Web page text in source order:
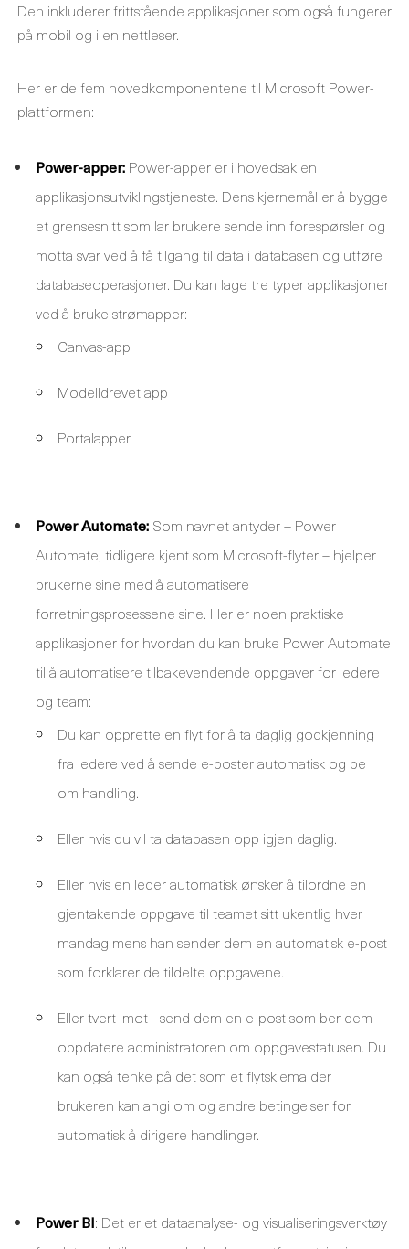
Den inkluderer frittstående applikasjoner som også fungerer
på mobil og i en nettleser.
Her er de fem hovedkomponentene til Microsoft Power-
plattformen:
Power-apper: Power-apper er i hovedsak en
applikasjonsutviklingstjeneste. Dens kjernemål er å bygge
et grensesnitt som lar brukere sende inn forespørsler og
motta svar ved å få tilgang til data i databasen og utføre
databaseoperasjoner. Du kan lage tre typer applikasjoner
ved å bruke strømapper:
Canvas-app
Modelldrevet app
Portalapper
Power Automate: Som navnet antyder – Power
Automate, tidligere kjent som Microsoft-flyter – hjelper
brukerne sine med å automatisere
forretningsprosessene sine. Her er noen praktiske
applikasjoner for hvordan du kan bruke Power Automate
til å automatisere tilbakevendende oppgaver for ledere
og team:
Du kan opprette en flyt for å ta daglig godkjenning
fra ledere ved å sende e-poster automatisk og be
om handling.
Eller hvis du vil ta databasen opp igjen daglig.
Eller hvis en leder automatisk ønsker å tilordne en
gjentakende oppgave til teamet sitt ukentlig hver
mandag mens han sender dem en automatisk e-post
som forklarer de tildelte oppgavene.
Eller tvert imot - send dem en e-post som ber dem
oppdatere administratoren om oppgavestatusen. Du
kan også tenke på det som et flytskjema der
brukeren kan angi om og andre betingelser for
automatisk å dirigere handlinger.
Power BI: Det er et dataanalyse- og visualiseringsverktøy